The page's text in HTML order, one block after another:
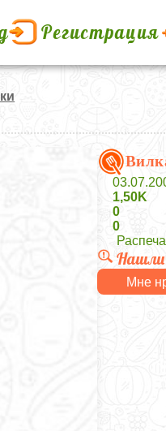
Регистрация
1,50K
0
0
Нашли
Мне